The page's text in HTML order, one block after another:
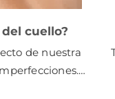
cuello?
de nuestra